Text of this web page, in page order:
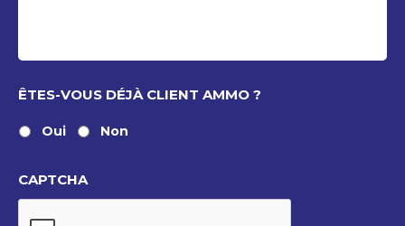
ÊTES-VOUS DÉJÀ CLIENT AMMO ?
Oui Non
CAPTCHA